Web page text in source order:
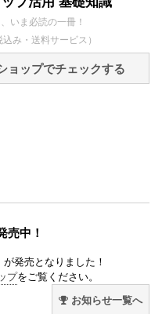
いま必読の一冊！
み・送料サービス）
ョップでチェックする
売中！
が発売となりました！
プをご覧ください。
お知らせ一覧へ